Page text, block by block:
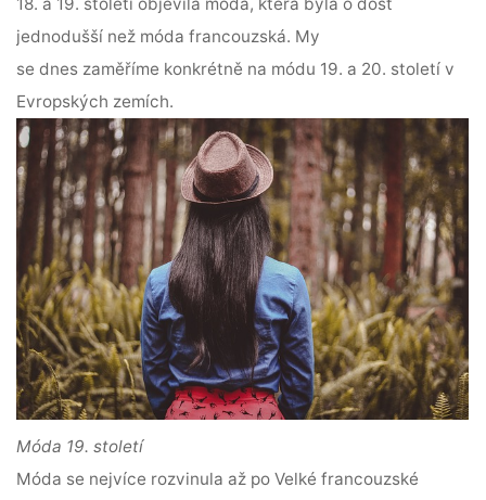
18. a 19. století objevila móda, která byla o dost
jednodušší než móda francouzská. My
se dnes zaměříme konkrétně na módu 19. a 20. století v
Evropských zemích.
Móda 19. století
Móda se nejvíce rozvinula až po Velké francouzské